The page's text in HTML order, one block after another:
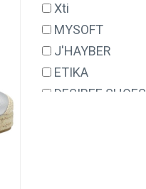
Xti
MYSOFT
J'HAYBER
ETIKA
DESIREE SHOES